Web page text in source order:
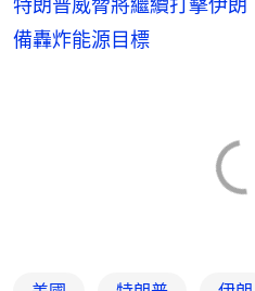
備轟炸能源目標